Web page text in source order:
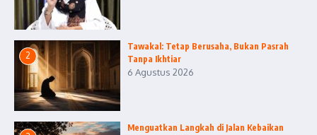
2
Tawakal: Tetap Berusaha, Bukan Pasrah
Tanpa Ikhtiar
6 Agustus 2026
Menguatkan Langkah di Jalan Kebaikan